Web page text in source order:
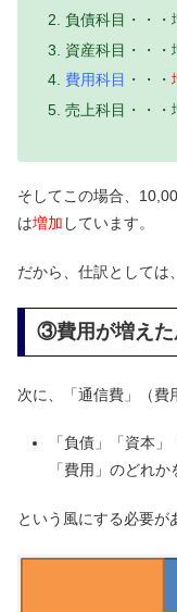
負債科目・・
資産科目・・
費用科目 ・・・
売上科目・・・
そしてこの場合、
は増加 しています。
だから、仕訳としては
③費用が増えた
次に、「通信費」（費
「負債」「資本
「費用」のどれか
という風にする必要が